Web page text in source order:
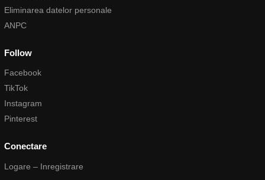
Eliminarea datelor personale
ANPC
Follow
Facebook
TikTok
Instagram
Pinterest
Conectare
Logare – Inregistrare